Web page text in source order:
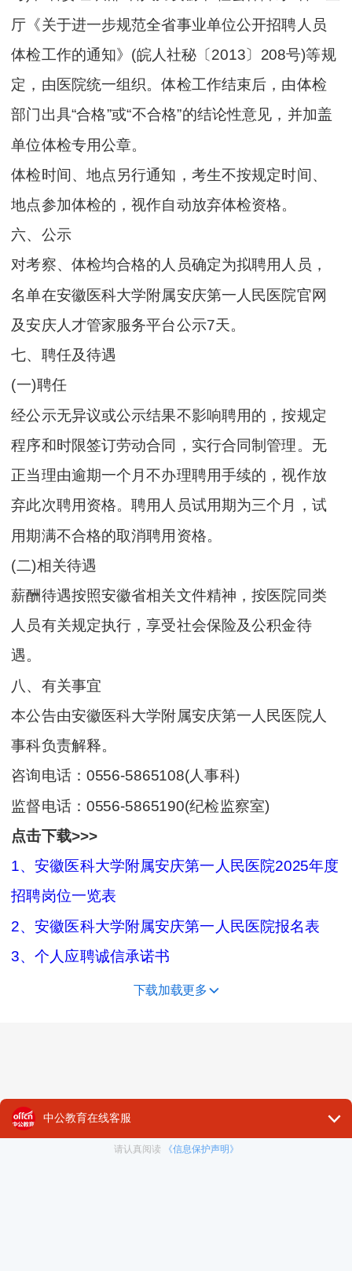
厅《关于进一步规范全省事业单位公开招聘人员
体检工作的通知》(皖人社秘〔2013〕208号)等规
定，由医院统一组织。体检工作结束后，由体检
部门出具“合格”或“不合格”的结论性意见，并加盖
单位体检专用公章。
体检时间、地点另行通知，考生不按规定时间、
地点参加体检的，视作自动放弃体检资格。
六、公示
对考察、体检均合格的人员确定为拟聘用人员，
名单在安徽医科大学附属安庆第一人民医院官网
及安庆人才管家服务平台公示7天。
七、聘任及待遇
(一)聘任
经公示无异议或公示结果不影响聘用的，按规定
程序和时限签订劳动合同，实行合同制管理。无
正当理由逾期一个月不办理聘用手续的，视作放
弃此次聘用资格。聘用人员试用期为三个月，试
用期满不合格的取消聘用资格。
(二)相关待遇
薪酬待遇按照安徽省相关文件精神，按医院同类
人员有关规定执行，享受社会保险及公积金待
遇。
八、有关事宜
本公告由安徽医科大学附属安庆第一人民医院人
事科负责解释。
咨询电话：0556-5865108(人事科)
监督电话：0556-5865190(纪检监察室)
点击下载>>>
1、安徽医科大学附属安庆第一人民医院2025年度
招聘岗位一览表
2、安徽医科大学附属安庆第一人民医院报名表
3、个人应聘诚信承诺书
下载加载更多